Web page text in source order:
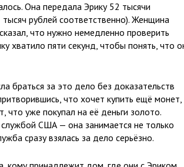
Она передала Эрику 52 тысячи
рублей соответственно). Женщина
что нужно немедленно проверить
хватило пяти секунд, чтобы понять, что
браться за это дело без доказательств
что хочет купить ещё монет,
что уже покупал на её деньги золото.
США — она занимается не только
сразу взялась за дело серьёзно.